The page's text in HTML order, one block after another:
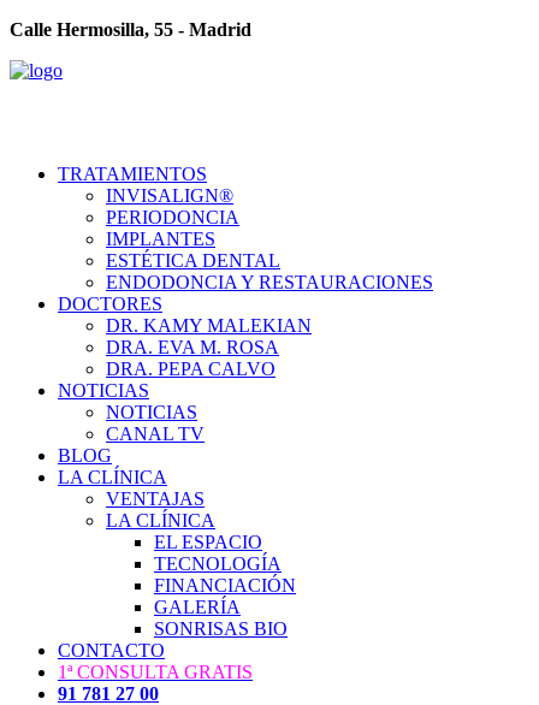
Calle Hermosilla, 55 - Madrid
TRATAMIENTOS
INVISALIGN®
PERIODONCIA
IMPLANTES
ESTÉTICA DENTAL
ENDODONCIA Y RESTAURACIONES
DOCTORES
DR. KAMY MALEKIAN
DRA. EVA M. ROSA
DRA. PEPA CALVO
NOTICIAS
NOTICIAS
CANAL TV
BLOG
LA CLÍNICA
VENTAJAS
LA CLÍNICA
EL ESPACIO
TECNOLOGÍA
FINANCIACIÓN
GALERÍA
SONRISAS BIO
CONTACTO
1ª CONSULTA GRATIS
91 781 27 00